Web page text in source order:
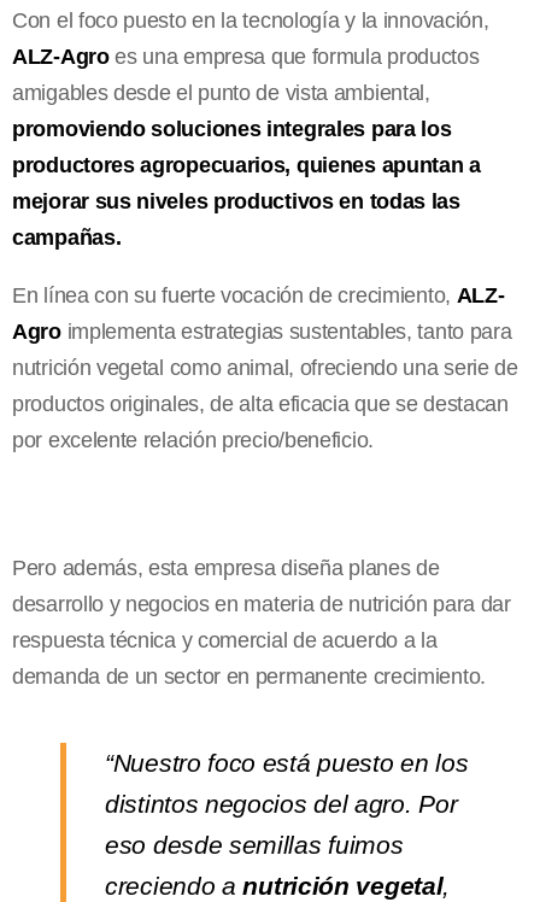
Con el foco puesto en la tecnología y la innovación,
ALZ-Agroes una empresa que formula productos
amigables desde el punto de vista ambiental,
promoviendo soluciones integrales para los
productores agropecuarios, quienes apuntan a
mejorar sus niveles productivos en todas las
campañas.
En línea con su fuerte vocación de crecimiento, ALZ-
Agroimplementa estrategias sustentables, tanto para
nutrición vegetal como animal, ofreciendo una serie de
productos originales, de alta eficacia que se destacan
por excelente relación precio/beneficio.
Pero además, esta empresa diseña planes de
desarrollo y negocios en materia de nutrición para dar
respuesta técnica y comercial de acuerdo a la
demanda de un sector en permanente crecimiento.
“Nuestro foco está puesto en los
distintos negocios del agro. Por
eso desde semillas fuimos
creciendo anutrición vegetal,